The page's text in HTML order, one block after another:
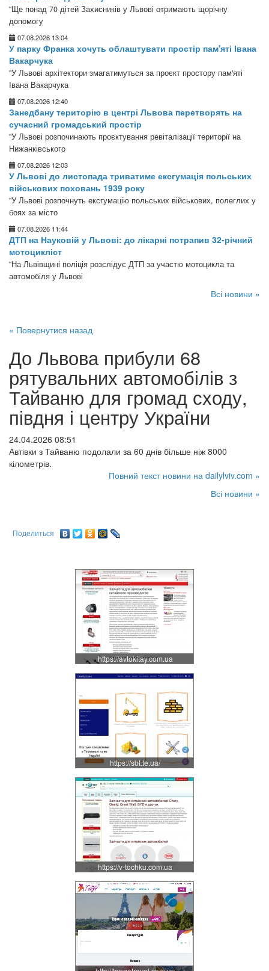
"Ще понад 70 дітей Захисників у Львові отримають щорічну
допомогу
07.08.2026 13:04
У парку Франка хочуть облаштувати простір пам'яті Івана
Вакарчука
"У Львові архітектори змагатимуться за проєкт простору пам'яті
Івана Вакарчука
07.08.2026 12:40
Занедбану територію в центрі Львова перетворять на
сучасний громадський простір
"У Львові розпочинають проєктування ревіталізації території на
Нижанківського
07.08.2026 12:03
У Львові до листопада триватиме ексгумація польських
військових поховань 1939 року
"У Львові розпочнуть ексгумацію польських військових, полеглих у
боях за місто
07.08.2026 11:44
ДТП на Науковій у Львові: до лікарні потрапив 32-річний
мотоцикліст
"На Львівщині поліція розслідує ДТП за участю мотоцикла та
автомобіля у Львові
Всі новини »
« Повернутися назад
До Львова прибули 68
рятувальних автомобілів з
Тайваню для громад сходу,
півдня і центру України
24.04.2026 08:51
Автівки з Тайваню подолали за 60 днів більше ніж 8000
кілометрів.
Повний текст новини на dailylviv.com »
Всі новини »
Поделиться
https://avtokitay.com.ua
https://sbt.te.ua/
https://v-tochku.com.ua